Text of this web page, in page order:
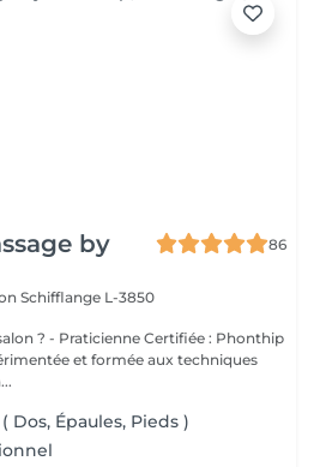
by
86
Schifflange L-3850
: Phonthip
et formée aux techniques
Dos, Épaules, Pieds )